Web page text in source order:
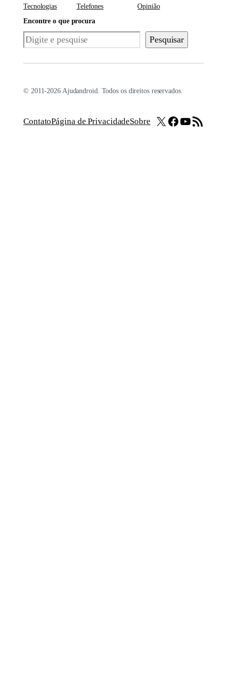
Tecnologias
Telefones
Opinião
Encontre o que procura
Pesquisar Pesquisar
© 2011-2026 Ajudandroid. Todos os direitos reservados.
ContatoPágina de PrivacidadeSobre X Facebook
Youtube
Feed RSS